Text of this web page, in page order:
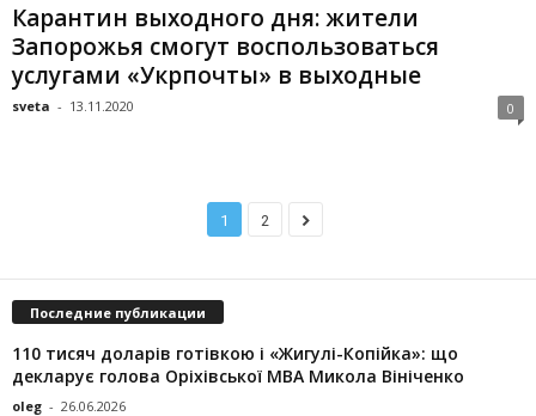
Карантин выходного дня: жители
Запорожья смогут воспользоваться
услугами «Укрпочты» в выходные
sveta - 13.11.2020 0
1 2
Последние публикации
110 тисяч доларів готівкою і «Жигулі-Копійка»: що
декларує голова Оріхівської МВА Микола Вініченко
oleg - 26.06.2026